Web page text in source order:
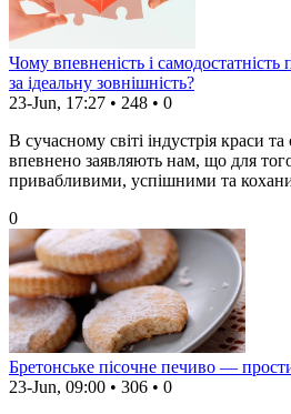
Чому впевненість і
за ідеальну зовнішність?
23-Jun, 17:27 • 248 • 0
В сучасному світі індустрія краси та
впевнено заявляють нам, що для
привабливими, успішними та
0
Бретонське пісочне печиво —
23-Jun, 09:00 • 306 • 0